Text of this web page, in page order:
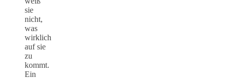
sie
nicht,
was
wirklich
auf sie
zu
kommt.
Ein